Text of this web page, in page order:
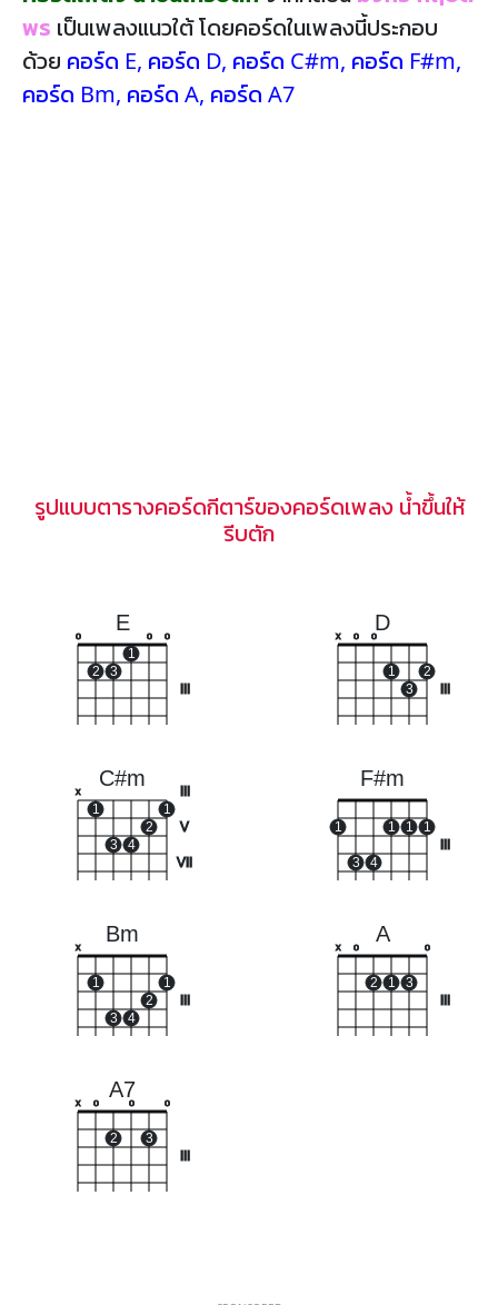
พร เป็นเพลงแนวใต้ โดยคอร์ดในเพลงนี้ประกอบ
ด้วย คอร์ด E, คอร์ด D, คอร์ด C#m, คอร์ด F#m,
คอร์ด Bm, คอร์ด A, คอร์ด A7
รูปแบบตารางคอร์ดกีตาร์ของคอร์ดเพลง น้ำขึ้นให้
รีบตัก
E
o
2 3
1
o o
D
x o o
1
3
2
C#m
V
VII
x
1
3 4
2
1
F#m
1
3 4
1 1 1
Bm
x
1
3 4
2
1
A
x o
2 1 3
o
A7
x o
2
o
3
o